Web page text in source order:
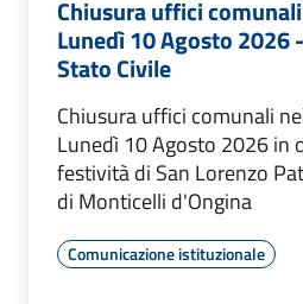
Chiusura uffici
Lunedì 10 Agosto 2026
Stato Civile
Chiusura uffici comunali
Lunedì 10 Agosto 2026 in
festività di San Lorenzo
di Monticelli d'Ongina
Comunicazione istituzionale